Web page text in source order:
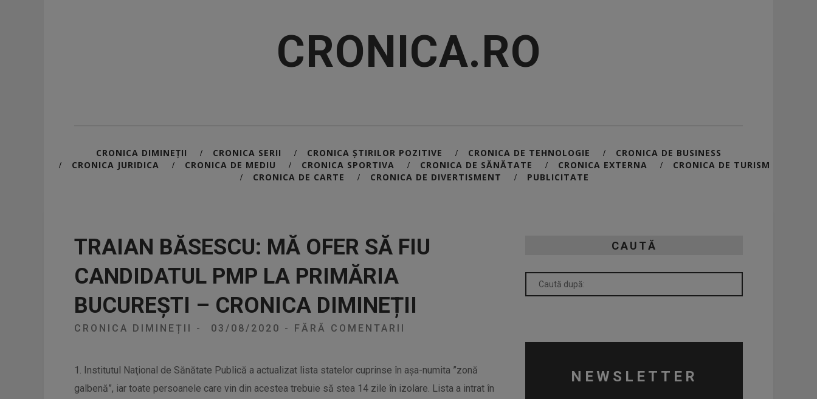
CRONICA.RO
CRONICA DIMINEȚII / CRONICA SERII / CRONICA ȘTIRILOR POZITIVE / CRONICA DE TEHNOLOGIE / CRONICA DE BUSINESS
/ CRONICA JURIDICA / CRONICA DE MEDIU / CRONICA SPORTIVA / CRONICA DE SĂNĂTATE / CRONICA EXTERNA / CRONICA DE TURISM
/ CRONICA DE CARTE / CRONICA DE DIVERTISMENT / PUBLICITATE
TRAIAN BĂSESCU: MĂ OFER SĂ FIU
CANDIDATUL PMP LA PRIMĂRIA
BUCUREȘTI – CRONICA DIMINEȚII
CRONICA DIMINEȚII - 03/08/2020 - FĂRĂ COMENTARII
1. Institutul Naţional de Sănătate Publică a actualizat lista statelor cuprinse în aşa-numita ”zonă
galbenă”, iar toate persoanele care vin din acestea trebuie să stea 14 zile în izolare. Lista a intrat în
CAUTĂ
NEWSLETTER